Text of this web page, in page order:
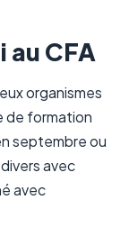
au CFA
organismes
de formation
septembre ou
avec
avec